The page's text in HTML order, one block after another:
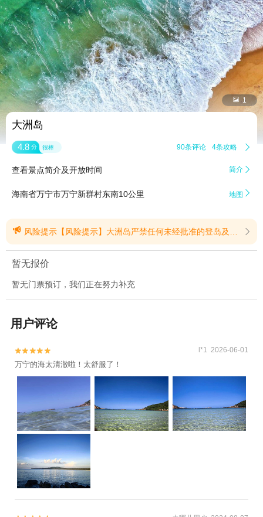
 1
大洲岛
4.8 分 很棒 90条评论 4条攻略 
查看景点简介及开放时间 简介 
海南省万宁市万宁新群村东南10公里 地图 
 风险提示【风险提示】大洲岛严禁任何未经批准的登岛及旅游活动，任何未经批准的登岛行为均属违法行为。(提示有效期2026/7/10至2028/7/31) 
暂无报价
暂无门票预订，我们正在努力补充
用户评论

 l*1 2026-06-01
万宁的海太清澈啦！太舒服了！
